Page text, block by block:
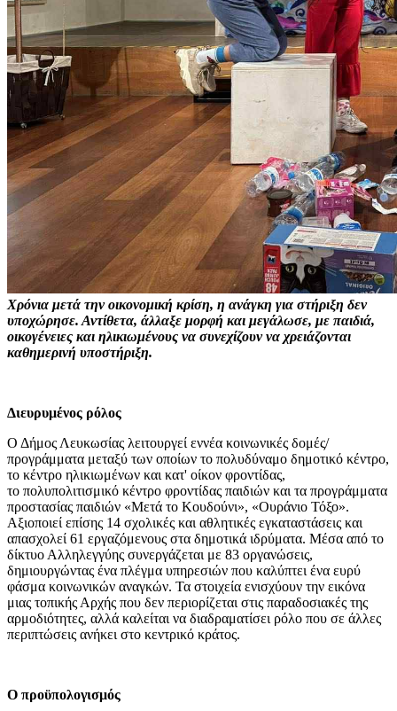
Χρόνια μετά την οικονομική κρίση, η ανάγκη για στήριξη δεν
υποχώρησε. Αντίθετα, άλλαξε μορφή και μεγάλωσε, με παιδιά,
οικογένειες και ηλικιωμένους να συνεχίζουν να χρειάζονται
καθημερινή υποστήριξη.
Διευρυμένος ρόλος
Ο Δήμος Λευκωσίας λειτουργεί εννέα κοινωνικές δομές/
προγράμματα μεταξύ των οποίων το πολυδύναμο δημοτικό κέντρο,
το κέντρο ηλικιωμένων και κατ' οίκον φροντίδας,
το πολυπολιτισμικό κέντρο φροντίδας παιδιών και τα προγράμματα
προστασίας παιδιών «Μετά το Κουδούνι», «Ουράνιο Τόξο».
Αξιοποιεί επίσης 14 σχολικές και αθλητικές εγκαταστάσεις και
απασχολεί 61 εργαζόμενους στα δημοτικά ιδρύματα. Μέσα από το
δίκτυο Αλληλεγγύης συνεργάζεται με 83 οργανώσεις,
δημιουργώντας ένα πλέγμα υπηρεσιών που καλύπτει ένα ευρύ
φάσμα κοινωνικών αναγκών. Τα στοιχεία ενισχύουν την εικόνα
μιας τοπικής Αρχής που δεν περιορίζεται στις παραδοσιακές της
αρμοδιότητες, αλλά καλείται να διαδραματίσει ρόλο που σε άλλες
περιπτώσεις ανήκει στο κεντρικό κράτος.
Ο προϋπολογισμός